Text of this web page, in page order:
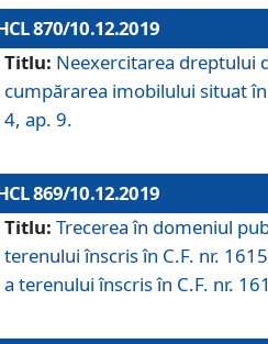
870/10.12.2019
Titlu: Neexercitarea dreptului
cumpărarea imobilului situat
4, ap. 9.
869/10.12.2019
Titlu: Trecerea în domeniul
terenului înscris în C.F. nr.
a terenului înscris în C.F. nr.